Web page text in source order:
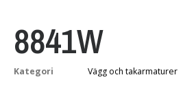
8841W
Kategori Vägg och takarmaturer